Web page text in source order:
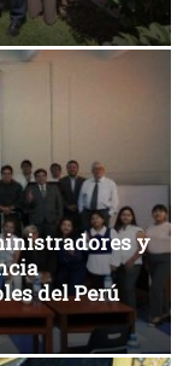
y
del Perú